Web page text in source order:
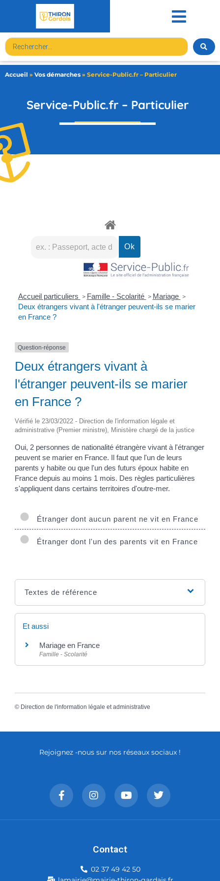
Accueil » Vos démarches » Service-Public.fr – Particulier
Service-Public.fr – Particulier
Accueil particuliers > Famille - Scolarité > Mariage >
Deux étrangers vivant à l'étranger peuvent-ils se marier
en France ?
Question-réponse
Deux étrangers vivant à
l'étranger peuvent-ils se marier
en France ?
Vérifié le 23/03/2022 - Direction de l'information légale et
administrative (Premier ministre), Ministère chargé de la justice
Oui, 2 personnes de nationalité étrangère vivant à l'étranger
peuvent se marier en France. Il faut que l'un de leurs
parents y habite ou que l'un des futurs époux habite en
France depuis au moins 1 mois. Des règles particulières
s'appliquent dans certains territoires d'outre-mer.
Étranger dont aucun parent ne vit en France
Étranger dont l'un des parents vit en France
Textes de référence
Et aussi
Mariage en France
Famille - Scolarité
© Direction de l'information légale et administrative
Rejoignez -nous sur nos réseaux sociaux !
Contact
02 37 49 42 50